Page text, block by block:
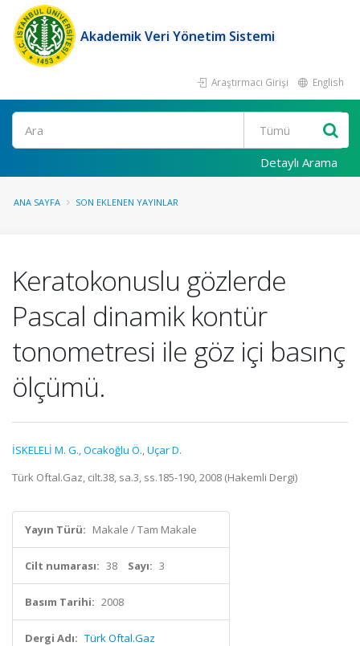
Akademik Veri Yönetim Sistemi
Araştırmacı Girişi English
Ara
Detaylı Arama
ANA SAYFA SON EKLENEN YAYINLAR
Keratokonuslu gözlerde
Pascal dinamik kontür
tonometresi ile göz içi basınç
ölçümü.
İSKELELİ M. G.,Ocakoğlu Ö.,Uçar D.
Türk Oftal.Gaz, cilt.38, sa.3, ss.185-190, 2008 (Hakemli Dergi)
Yayın Türü: Makale / Tam Makale
Cilt numarası: 38 Sayı: 3
Basım Tarihi: 2008
Dergi Adı: Türk Oftal.Gaz